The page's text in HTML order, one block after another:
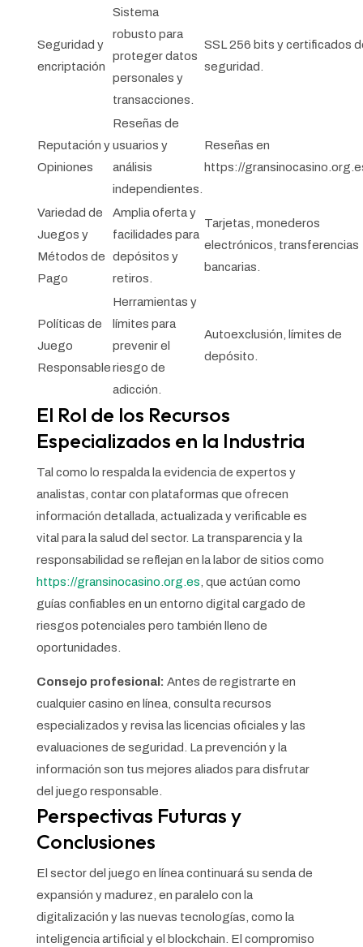
Seguridad y
encriptación
Sistema
robusto para
proteger datos
personales y
transacciones.
SSL 256 bits y certificados
seguridad.
Reputación y
Opiniones
Reseñas de
usuarios y
análisis
independientes.
Reseñas en
https://
Variedad de
Juegos y
Métodos de
Pago
Amplia oferta y
facilidades para
depósitos y
retiros.
Tarjetas, monederos
electrónicos, transferencias
bancarias.
Políticas de
Juego
Responsable
Herramientas y
límites para
prevenir el
riesgo de
adicción.
Autoexclusión, límites de
depósito.
El Rol de los Recursos
Especializados en la Industria
Tal como lo respalda la evidencia de expertos y
analistas, contar con plataformas que ofrecen
información detallada, actualizada y verificable es
vital para la salud del sector. La transparencia y la
responsabilidad se reflejan en la labor de sitios como
https://gransinocasino.org.es , que actúan como
guías confiables en un entorno digital cargado de
riesgos potenciales pero también lleno de
oportunidades.
Consejo profesional: Antes de registrarte en
cualquier casino en línea, consulta recursos
especializados y revisa las licencias oficiales y las
evaluaciones de seguridad. La prevención y la
información son tus mejores aliados para disfrutar
del juego responsable.
Perspectivas Futuras y
Conclusiones
El sector del juego en línea continuará su senda de
expansión y madurez, en paralelo con la
digitalización y las nuevas tecnologías, como la
inteligencia artificial y el blockchain. El compromiso